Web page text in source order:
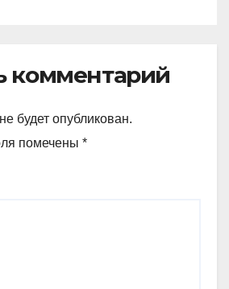
комментарий
будет опубликован.
помечены *